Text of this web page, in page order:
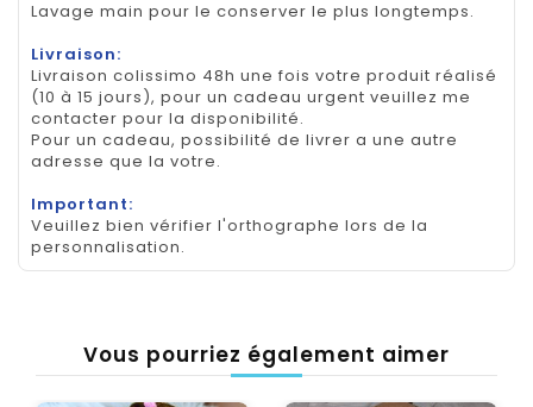
Lavage main pour le conserver le plus longtemps.
Livraison:
Livraison colissimo 48h une fois votre produit réalisé
(10 à 15 jours), pour un cadeau urgent veuillez me
contacter pour la disponibilité.
Pour un cadeau, possibilité de livrer a une autre
adresse que la votre.
Important:
Veuillez bien vérifier l'orthographe lors de la
personnalisation.
Vous pourriez également aimer